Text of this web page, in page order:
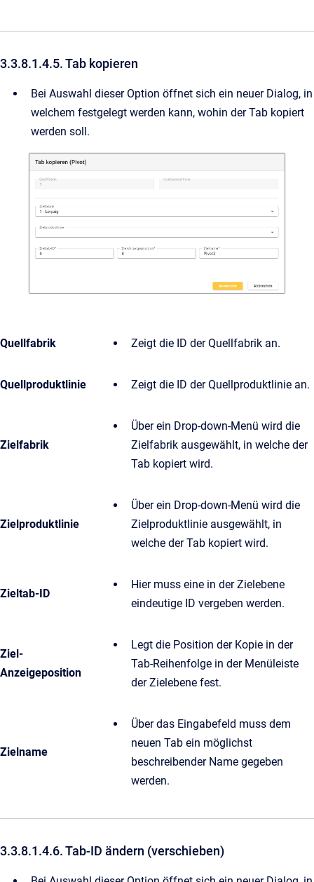
3.3.8.1.4.5. Tab kopieren
Bei Auswahl dieser Option öffnet sich ein neuer Dialog, in
welchem festgelegt werden kann, wohin der Tab kopiert
werden soll.
Quellfabrik Zeigt die ID der Quellfabrik an.
Quellproduktlinie Zeigt die ID der Quellproduktlinie an.
Zielfabrik
Über ein Drop-down-Menü wird die
Zielfabrik ausgewählt, in welche der
Tab kopiert wird.
Zielproduktlinie
Über ein Drop-down-Menü wird die
Zielproduktlinie ausgewählt, in
welche der Tab kopiert wird.
Zieltab-ID
Hier muss eine in der Zielebene
eindeutige ID vergeben werden.
Ziel-
Anzeigeposition
Legt die Position der Kopie in der
Tab-Reihenfolge in der Menüleiste
der Zielebene fest.
Zielname
Über das Eingabefeld muss dem
neuen Tab ein möglichst
beschreibender Name gegeben
werden.
3.3.8.1.4.6. Tab-ID ändern (verschieben)